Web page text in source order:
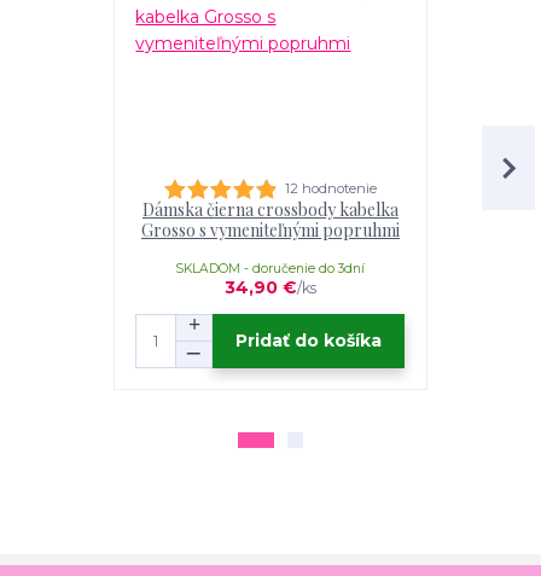
12 hodnotenie
Dámska čierna crossbody kabelka
Grosso s vymeniteľnými popruhmi
34,90 €/ks
SKLADOM - doručenie do 3dní
Pridať do košíka